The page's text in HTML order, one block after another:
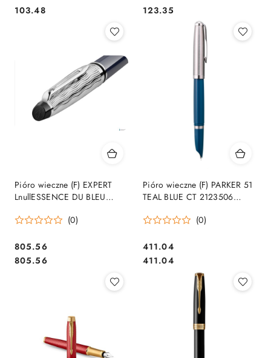
Cena:
103.48 Cena:
123.35
Pióro wieczne (F) EXPERT
LnullESSENCE DU BLEU
gitfbox SALE (0)
Cena:
805.56
Cena:
805.56
Pióro wieczne (F) PARKER 51
TEAL BLUE CT 2123506
(0)
Cena:
411.04
Cena:
411.04